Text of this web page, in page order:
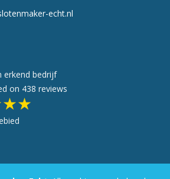
echt.nl
erkend bedrijf
on 438 reviews